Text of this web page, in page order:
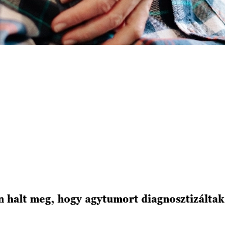
halt meg, hogy agytumort diagnosztizáltak